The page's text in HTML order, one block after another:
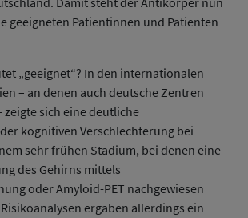
geeigneten Patientinnen und Patienten
„geeignet“? In den internationalen
– an denen auch deutsche Zentren
zeigte sich eine deutliche
kognitiven Verschlechterung bei
sehr frühen Stadium, bei denen eine
des Gehirns mittels
oder Amyloid-PET nachgewiesen
ergaben allerdings ein